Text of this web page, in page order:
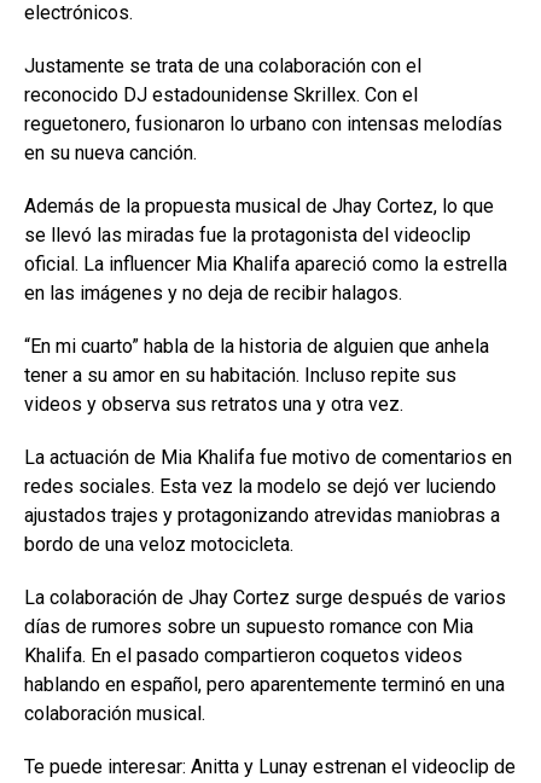
electrónicos.
Justamente se trata de una colaboración con el
reconocido DJ estadounidense Skrillex. Con el
reguetonero, fusionaron lo urbano con intensas melodías
en su nueva canción.
Además de la propuesta musical de Jhay Cortez, lo que
se llevó las miradas fue la protagonista del videoclip
oficial. La influencer Mia Khalifa apareció como la estrella
en las imágenes y no deja de recibir halagos.
“En mi cuarto” habla de la historia de alguien que anhela
tener a su amor en su habitación. Incluso repite sus
videos y observa sus retratos una y otra vez.
La actuación de Mia Khalifa fue motivo de comentarios en
redes sociales. Esta vez la modelo se dejó ver luciendo
ajustados trajes y protagonizando atrevidas maniobras a
bordo de una veloz motocicleta.
La colaboración de Jhay Cortez surge después de varios
días de rumores sobre un supuesto romance con Mia
Khalifa. En el pasado compartieron coquetos videos
hablando en español, pero aparentemente terminó en una
colaboración musical.
Te puede interesar: Anitta y Lunay estrenan el videoclip de